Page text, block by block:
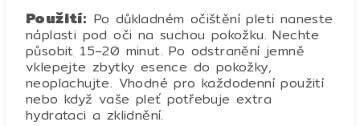
Použití: Po důkladném očištění pleti naneste
náplasti pod oči na suchou pokožku.Nechte
působit 15–20 minut.Po odstranění jemně
vklepejte zbytky esence do pokožky,
neoplachujte. Vhodné pro každodenní použití
nebo když vaše pleť potřebuje extra
hydrataci a zklidnění.